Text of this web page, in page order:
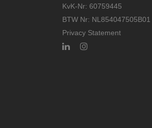
KvK-Nr: 60759445
BTW Nr: NL854047505B01
Privacy Statement